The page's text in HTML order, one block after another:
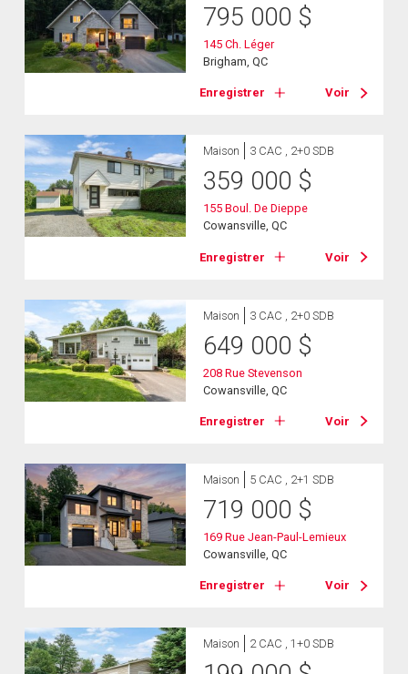
795 000 $
145 Ch. Léger
Brigham, QC
Enregistrer Voir
Maison 3 CAC , 2+0 SDB
359 000 $
155 Boul. De Dieppe
Cowansville, QC
Enregistrer Voir
Maison 3 CAC , 2+0 SDB
649 000 $
208 Rue Stevenson
Cowansville, QC
Enregistrer Voir
Maison 5 CAC , 2+1 SDB
719 000 $
169 Rue Jean-Paul-Lemieux
Cowansville, QC
Enregistrer Voir
Maison 2 CAC , 1+0 SDB